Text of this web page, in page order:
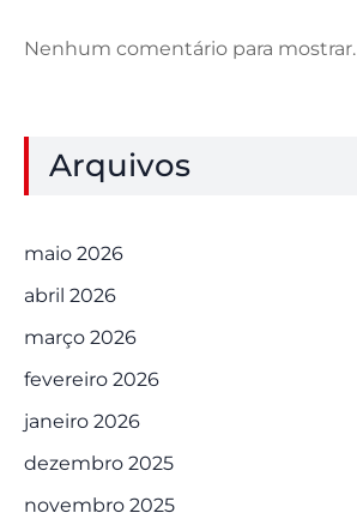
Nenhum comentário para mostrar.
Arquivos
maio 2026
abril 2026
março 2026
fevereiro 2026
janeiro 2026
dezembro 2025
novembro 2025